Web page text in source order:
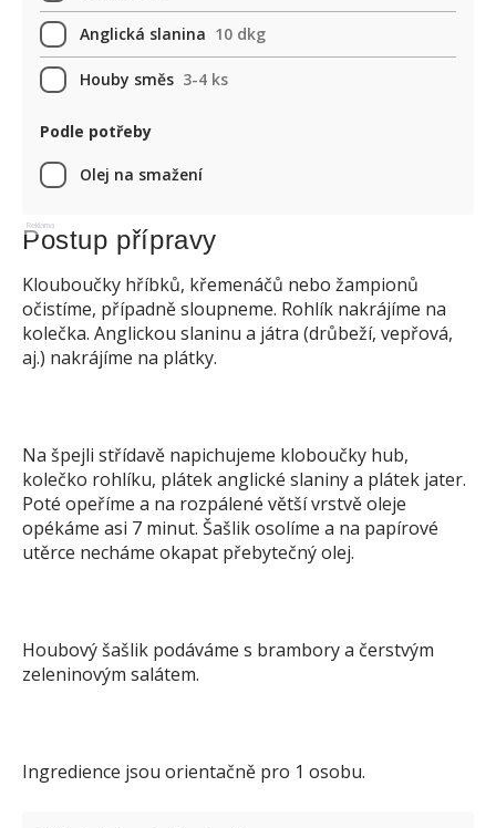
Anglická slanina 10 dkg
Houby směs 3-4 ks
Podle potřeby
Olej na smažení
Reklama
Postup přípravy
Klouboučky hříbků, křemenáčů nebo žampionů
očistíme, případně sloupneme. Rohlík nakrájíme na
kolečka. Anglickou slaninu a játra (drůbeží, vepřová,
aj.) nakrájíme na plátky.
Na špejli střídavě napichujeme kloboučky hub,
kolečko rohlíku, plátek anglické slaniny a plátek jater.
Poté opeříme a na rozpálené větší vrstvě oleje
opékáme asi 7 minut. Šašlik osolíme a na papírové
utěrce necháme okapat přebytečný olej.
Houbový šašlik podáváme s brambory a čerstvým
zeleninovým salátem.
Ingredience jsou orientačně pro 1 osobu.